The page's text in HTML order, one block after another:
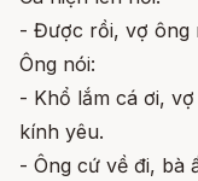
- Được rồi, vợ ông
Ông nói:
- Khổ lắm cá ơi,
kính yêu.
- Ông cứ về đi, bà